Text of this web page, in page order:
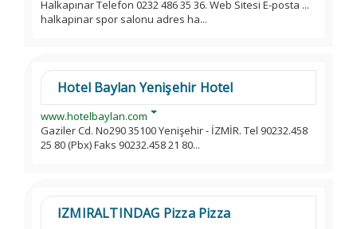
Halkapınar Telefon 0232 486 35 36. Web Sitesi E-posta ...
halkapinar spor salonu adres ha...
Hotel Baylan Yenişehir Hotel
www.hotelbaylan.com
Gaziler Cd. No290 35100 Yenişehir - İZMİR. Tel 90232.458
25 80 (Pbx) Faks 90232.458 21 80...
IZMIRALTINDAG Pizza Pizza